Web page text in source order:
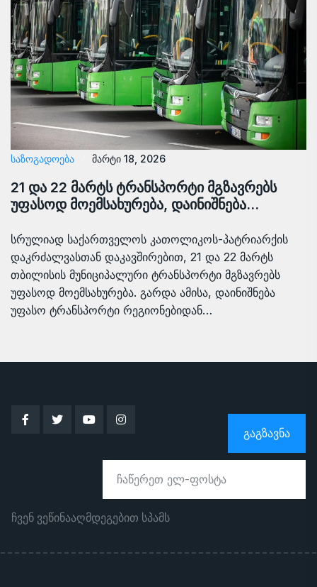
ᲡᲐᲖᲝᲒᲐᲓᲝᲔᲑᲐ მარტი 18, 2026
21 და 22 მარტს ტრანსპორტი მგზავრებს
უფასოდ მოემსახურება, დაინიშნება…
სრულიად საქართველოს კათოლიკოს-პატრიარქის
დაკრძალვასთან დაკავშირებით, 21 და 22 მარტს
თბილისის მუნიციპალური ტრანსპორტი მგზავრებს
უფასოდ მოემსახურება. გარდა ამისა, დაინიშნება
უფასო ტრანსპორტი რეგიონებიდან…
ᲒᲐᲒᲖᲐᲕᲜᲐ
ჩვენ ვეწინააღმდეგებით სპამს